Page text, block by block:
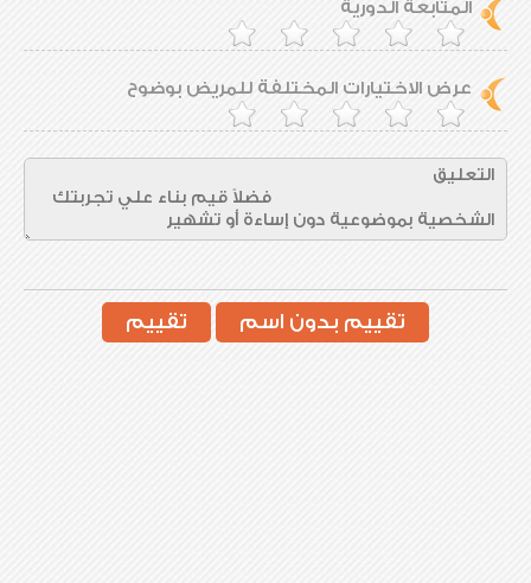
المتابعة الدورية
عرض الاختيارات المختلفة للمريض بوضوح
تقييم بدون اسم تقييم